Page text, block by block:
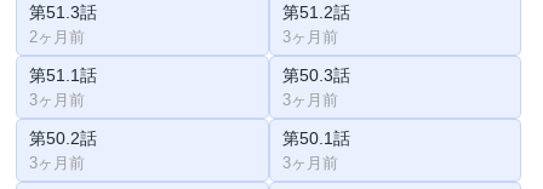
第51.3話
2ヶ月前
第51.2話
3ヶ月前
第51.1話
3ヶ月前
第50.3話
3ヶ月前
第50.2話
3ヶ月前
第50.1話
3ヶ月前